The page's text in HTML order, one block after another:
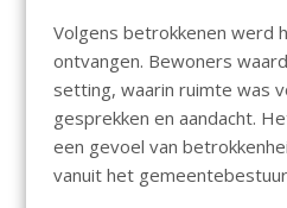
Volgens betrokkenen werd
ontvangen. Bewoners
setting, waarin ruimte was
gesprekken en aandacht.
een gevoel van
vanuit het